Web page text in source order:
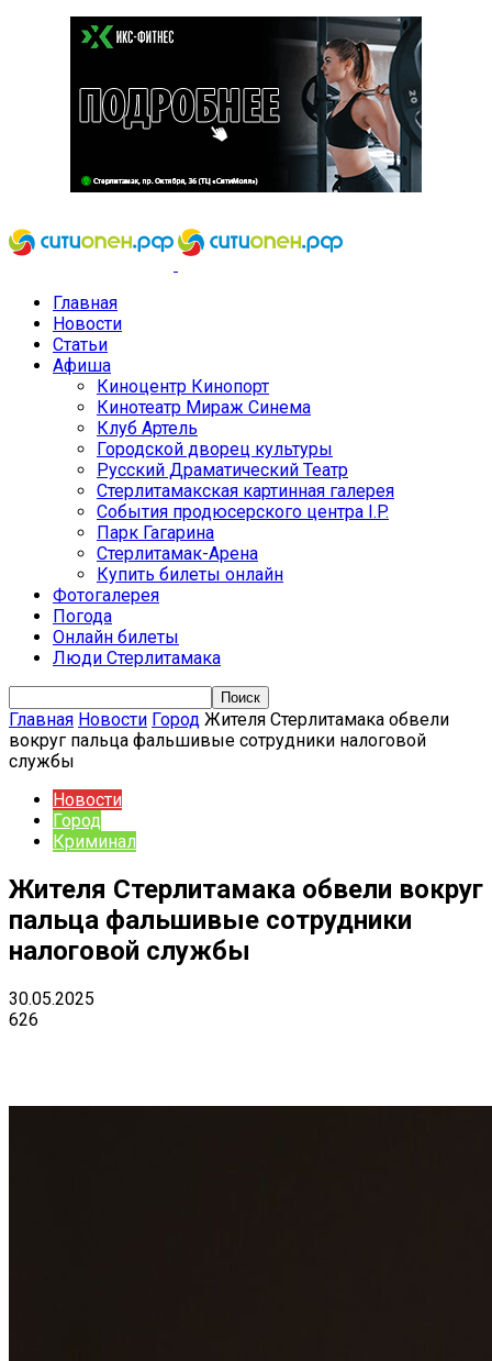
Главная
Новости
Статьи
Афиша
Киноцентр Кинопорт
Кинотеатр Мираж Синема
Клуб Артель
Городской дворец культуры
Русский Драматический Театр
Стерлитамакская картинная галерея
События продюсерского центра I.P.
Парк Гагарина
Стерлитамак-Арена
Купить билеты онлайн
Фотогалерея
Погода
Онлайн билеты
Люди Стерлитамака
Главная Новости Город Жителя Стерлитамака обвели
вокруг пальца фальшивые сотрудники налоговой
службы
Новости
Город
Криминал
Жителя Стерлитамака обвели вокруг
пальца фальшивые сотрудники
налоговой службы
30.05.2025
626